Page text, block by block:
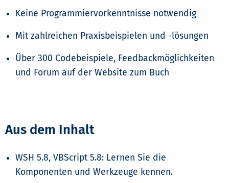
Keine Programmiervorkenntnisse notwendig
Mit zahlreichen Praxisbeispielen und -lösungen
Über 300 Codebeispiele, Feedbackmöglichkeiten
und Forum auf der Website zum Buch
Aus dem Inhalt
WSH 5.8, VBScript 5.8: Lernen Sie die
Komponenten und Werkzeuge kennen.